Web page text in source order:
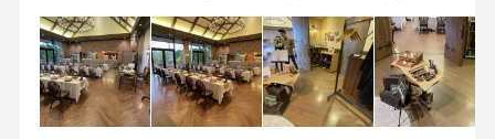
す。プランナーさんは、毎回の打ち合わせの度に親身になって
説明、提案をしてくださり、親が不明点、相談などを個人的に
連絡した際にも丁寧に対応してくださり、とても有り難かった
です。司会の方も、ゲームの詳細など まだきちんと決まって
いない状態で打ち合わせしたのですが当日に確認とその場での
とパックプランに入っているのでお金はかからないとのことで
した。ガーデン挙式は緑いっぱいのガーデンでナチュラルな雰
囲気で挙げられると思います。また、隣の記憶の森の挙式会場
でも挙式可能です。雨が降った場合はこちらの挙式会場を使う
そうです。私達は隣の記憶の森の挙式会場で挙式しました。記